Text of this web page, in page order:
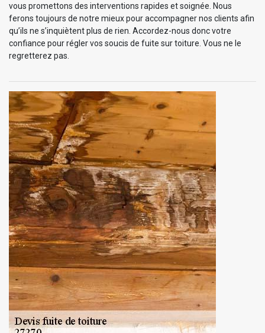
vous promettons des interventions rapides et soignée. Nous
ferons toujours de notre mieux pour accompagner nos clients afin
qu’ils ne s’inquiètent plus de rien. Accordez-nous donc votre
confiance pour régler vos soucis de fuite sur toiture. Vous ne le
regretterez pas.